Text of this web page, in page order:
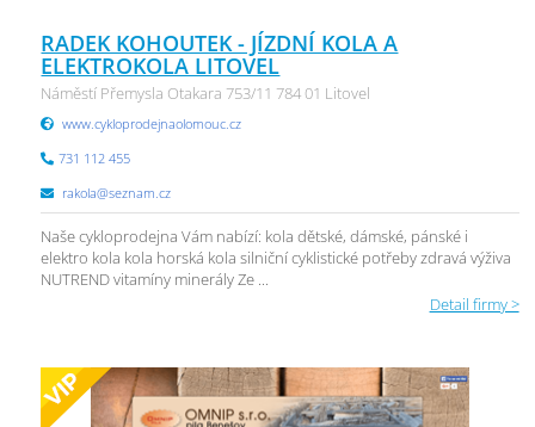
RADEK KOHOUTEK - JÍZDNÍ KOLA A
ELEKTROKOLA LITOVEL
Náměstí Přemysla Otakara 753/11 784 01 Litovel
www.cykloprodejnaolomouc.cz
731 112 455
rakola@seznam.cz
Naše cykloprodejna Vám nabízí: kola dětské, dámské, pánské i
elektro kola kola horská kola silniční cyklistické potřeby zdravá výživa
NUTREND vitamíny minerály Ze ...
Detail firmy >